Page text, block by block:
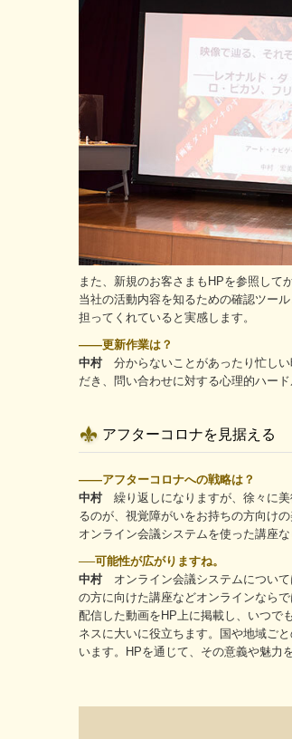
また、新規のお客さまもHPを参照して
当社の活動内容を知るための確認ツー
担ってくれていると実感します。
――更新作業は？
中村分からないことがあったり忙しい
だき、問い合わせに対する心理的ハー
アフターコロナを見据える
――アフターコロナへの戦略は？
中村繰り返しになりますが、徐々に美
るのが、視覚障がいをお持ちの方向け
オンライン会議システムを使った講座
──可能性が広がりますね。
中村オンライン会議システムについて
の方に向けた講座などオンラインなら
配信した動画をHP上に掲載し、いつで
ネスに大いに役立ちます。国や地域ご
います。HPを通じて、その意義や魅力